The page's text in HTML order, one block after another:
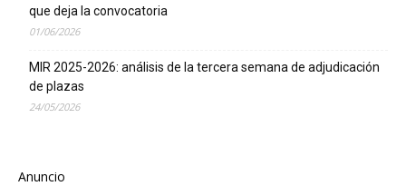
que deja la convocatoria
01/06/2026
MIR 2025-2026: análisis de la tercera semana de adjudicación
de plazas
24/05/2026
Anuncio